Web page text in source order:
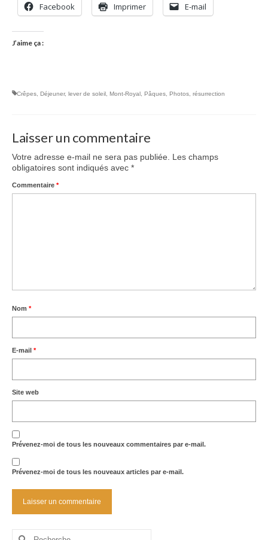
Facebook Imprimer E-mail
J’aime ça :
Crêpes Déjeuner, lever de soleil Mont-Royal Pâques Photos résurrection
Laisser un commentaire
Votre adresse e-mail ne sera pas publiée.
Les champs
obligatoires sont indiqués avec *
Commentaire *
Nom *
E-mail *
Site web
Prévenez-moi de tous les nouveaux commentaires par e-mail.
Prévenez-moi de tous les nouveaux articles par e-mail.
Rechercher